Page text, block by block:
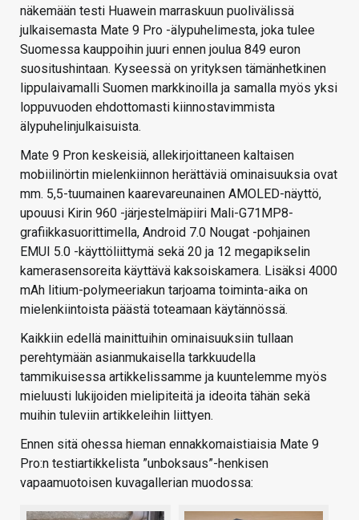
näkemään testi Huawein marraskuun puolivälissä
julkaisemasta Mate 9 Pro -älypuhelimesta, joka tulee
Suomessa kauppoihin juuri ennen joulua 849 euron
suositushintaan. Kyseessä on yrityksen tämänhetkinen
lippulaivamalli Suomen markkinoilla ja samalla myös yksi
loppuvuoden ehdottomasti kiinnostavimmista
älypuhelinjulkaisuista.
Mate 9 Pron keskeisiä, allekirjoittaneen kaltaisen
mobiilinörtin mielenkiinnon herättäviä ominaisuuksia ovat
mm. 5,5-tuumainen kaarevareunainen AMOLED-näyttö,
upouusi Kirin 960 -järjestelmäpiiri Mali-G71MP8-
grafiikkasuorittimella, Android 7.0 Nougat -pohjainen
EMUI 5.0 -käyttöliittymä sekä 20 ja 12 megapikselin
kamerasensoreita käyttävä kaksoiskamera. Lisäksi 4000
mAh litium-polymeeriakun tarjoama toiminta-aika on
mielenkiintoista päästä toteamaan käytännössä.
Kaikkiin edellä mainittuihin ominaisuuksiin tullaan
perehtymään asianmukaisella tarkkuudella
tammikuisessa artikkelissamme ja kuuntelemme myös
mieluusti lukijoiden mielipiteitä ja ideoita tähän sekä
muihin tuleviin artikkeleihin liittyen.
Ennen sitä ohessa hieman ennakkomaistiaisia Mate 9
Pro:n testiartikkelista ”unboksaus”-henkisen
vapaamuotoisen kuvagallerian muodossa: